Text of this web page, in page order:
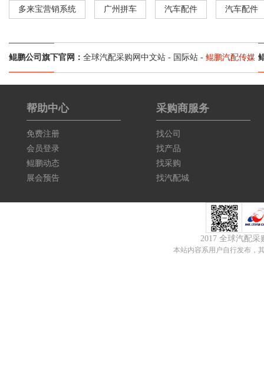
多来宝营销系统 广州拼车 汽车配件 汽车配件
鲲鹏公司旗下官网： 全球汽配采购网中文站 - 国际站 - 鲲鹏汽配传媒
帮助中心
免费注册
会员登录
鲲鹏动态
展会预告
采购商服务
找公司
找产品
找采购
找汽配城
2017 全球汽配
本站内容系用户自行发布，